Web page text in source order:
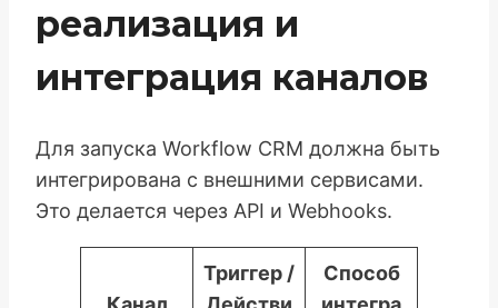
реализация и
интеграция каналов
Для запуска Workflow CRM должна быть
интегрирована с внешними сервисами.
Это делается через API и Webhooks.
Триггер /
Способ